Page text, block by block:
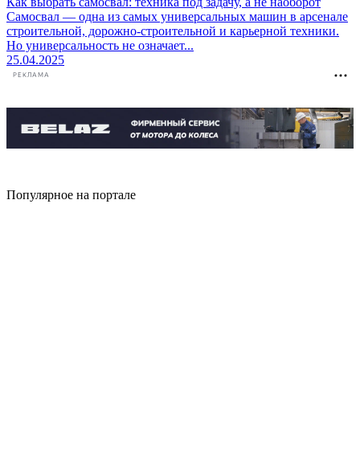
Самосвал — одна из самых универсальных машин в арсенале
строительной, дорожно-строительной и карьерной техники.
Но универсальность не означает...
25.04.2025
РЕКЛАМА
Популярное на портале